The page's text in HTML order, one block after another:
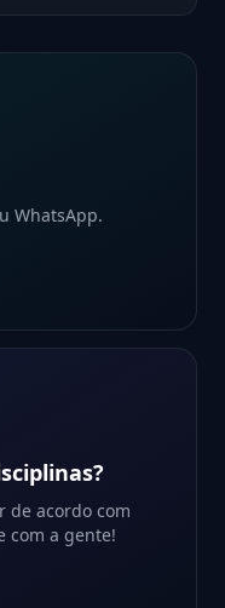
WhatsApp.
de acordo com
com a gente!